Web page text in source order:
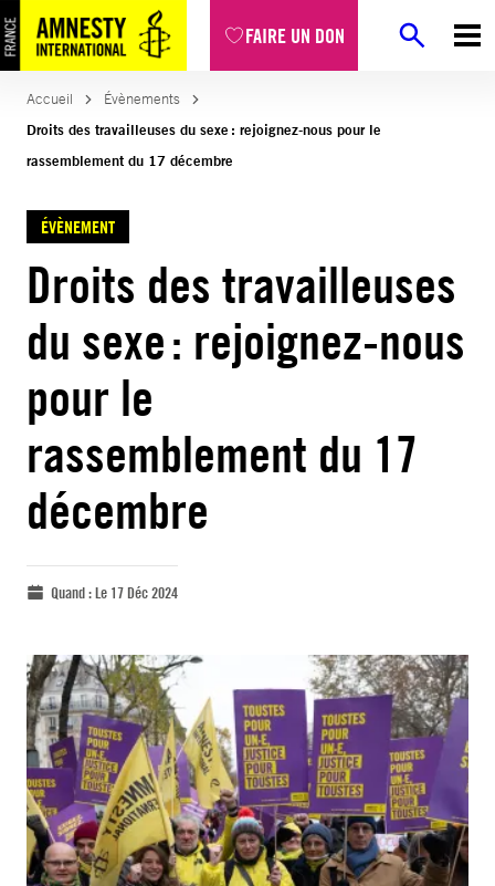
FAIRE UN DON
Accueil
Évènements
Droits des travailleuses du sexe : rejoignez-nous pour le
rassemblement du 17 décembre
ÉVÈNEMENT
Droits des travailleuses
du sexe : rejoignez-nous
pour le
rassemblement du 17
décembre
Quand :Le 17 Déc 2024